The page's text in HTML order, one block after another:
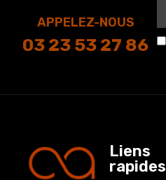
APPELEZ-NOUS
03 23 53 27 86
Liens
rapides